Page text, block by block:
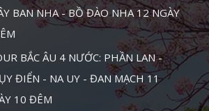
BAN NHA - BỒ ĐÀO NHA 12 NGÀY
BẮC ÂU 4 NƯỚC: PHẦN LAN -
ĐIỂN - NA UY - ĐAN MẠCH 11
10 ĐÊM